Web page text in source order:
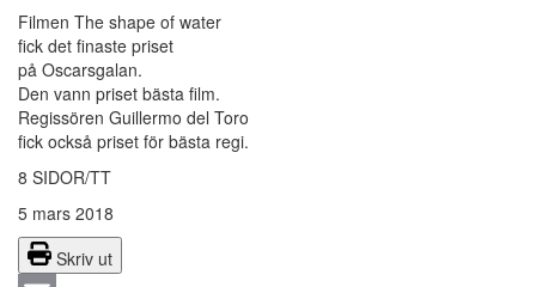
Filmen The shape of water
fick det finaste priset
på Oscarsgalan.
Den vann priset bästa film.
Regissören Guillermo del Toro
fick också priset för bästa regi.
8 SIDOR/TT
5 mars 2018
Skriv ut